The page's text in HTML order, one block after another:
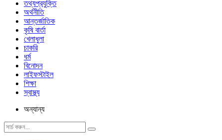
তথ্যপ্রযুক্তি
অর্থনীতি
আন্তর্জাতিক
কৃষি বার্তা
খেলাধুলা
চাকরি
ধর্ম
বিনোদন
লাইফস্টাইল
শিক্ষা
স্বাস্থ্য
অন্যান্য